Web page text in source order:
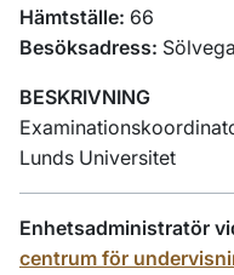
Hämtställe: 66
Besöksadress:
BESKRIVNING
Lunds Universitet
Enhetsadministratör
centrum för